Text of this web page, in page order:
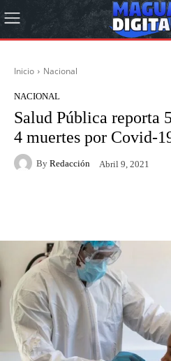
Inicio Nacional
NACIONAL
Salud Pública reporta
4 muertes por Covid-
By Redacción Abril 9, 2021